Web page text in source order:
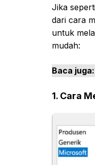
Jika
dari cara
untuk
mudah:
Baca juga:
1. Cara